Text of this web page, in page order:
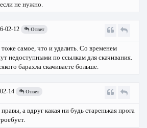
не нужно.
02-12 Ответ
тоже самое, что и удалить. Со временем
недоступными по ссылкам для скачивания.
барахла скачиваете больше.
14 Ответ
а вдруг какая ни будь старенькая прога